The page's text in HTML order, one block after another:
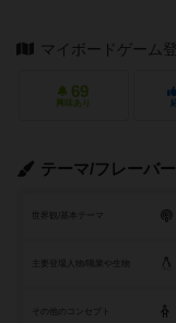
マイボードゲーム
69
興味あり
テーマ/フレーバー
世界観/基本テーマ
その他のコンセプト